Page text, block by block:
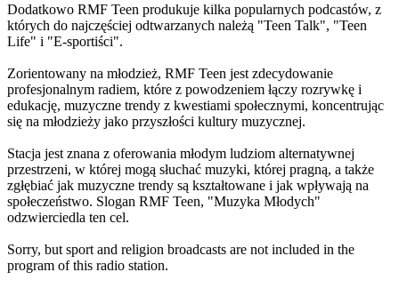
Dodatkowo RMF Teen produkuje kilka popularnych podcastów, z
których do najczęściej odtwarzanych należą "Teen Talk", "Teen
Life" i "E-sportiści".
Zorientowany na młodzież, RMF Teen jest zdecydowanie
profesjonalnym radiem, które z powodzeniem łączy rozrywkę i
edukację, muzyczne trendy z kwestiami społecznymi, koncentrując
się na młodzieży jako przyszłości kultury muzycznej.
Stacja jest znana z oferowania młodym ludziom alternatywnej
przestrzeni, w której mogą słuchać muzyki, której pragną, a także
zgłębiać jak muzyczne trendy są kształtowane i jak wpływają na
społeczeństwo. Slogan RMF Teen, "Muzyka Młodych"
odzwierciedla ten cel.
Sorry, but sport and religion broadcasts are not included in the
program of this radio station.